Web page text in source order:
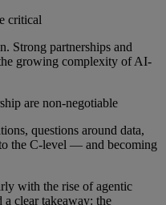
critical
Strong partnerships and
growing complexity of AI-
are non-negotiable
questions around data,
the C-level — and becoming
with the rise of agentic
clear takeaway: the